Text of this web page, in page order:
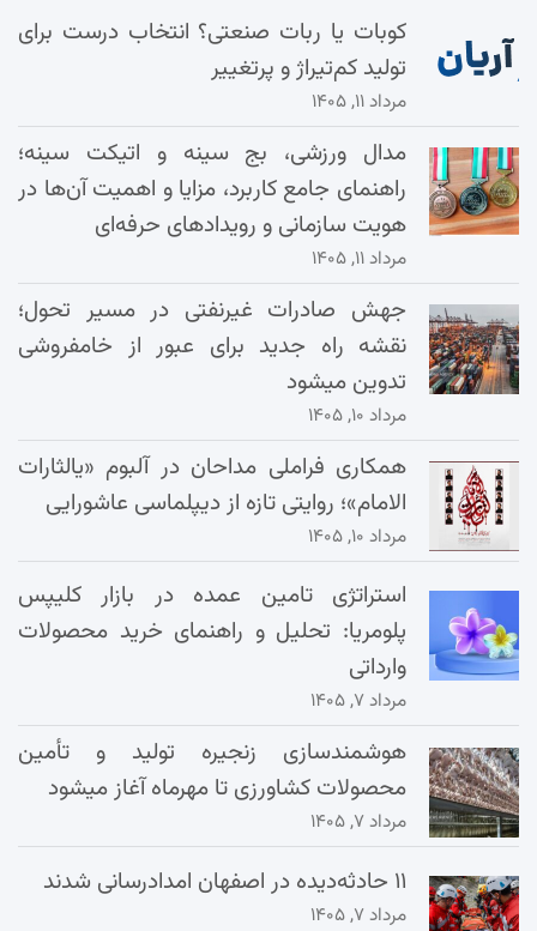
کوبات یا ربات صنعتی؟ انتخاب درست برای
تولید کم‌تیراژ و پرتغییر
مرداد ۱۱, ۱۴۰۵
مدال ورزشی، بج سینه و اتیکت سینه؛
راهنمای جامع کاربرد، مزایا و اهمیت آن‌ها در
هویت سازمانی و رویدادهای حرفه‌ای
مرداد ۱۱, ۱۴۰۵
جهش صادرات غیرنفتی در مسیر تحول؛
نقشه راه جدید برای عبور از خامفروشی
تدوین میشود
مرداد ۱۰, ۱۴۰۵
همکاری فراملی مداحان در آلبوم «یالثارات
الامام»؛ روایتی تازه از دیپلماسی عاشورایی
مرداد ۱۰, ۱۴۰۵
استراتژی تامین عمده در بازار کلیپس
پلومریا: تحلیل و راهنمای خرید محصولات
وارداتی
مرداد ۷, ۱۴۰۵
هوشمندسازی زنجیره تولید و تأمین
محصولات کشاورزی تا مهرماه آغاز میشود
مرداد ۷, ۱۴۰۵
۱۱ حادثه‌دیده در اصفهان امدادرسانی شدند
مرداد ۷, ۱۴۰۵